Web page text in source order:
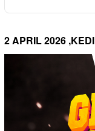
2 APRIL 2026